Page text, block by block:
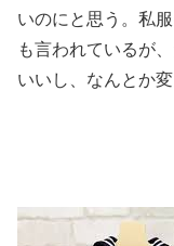
いのにと思う。私
も言われているが
いいし、なんとか